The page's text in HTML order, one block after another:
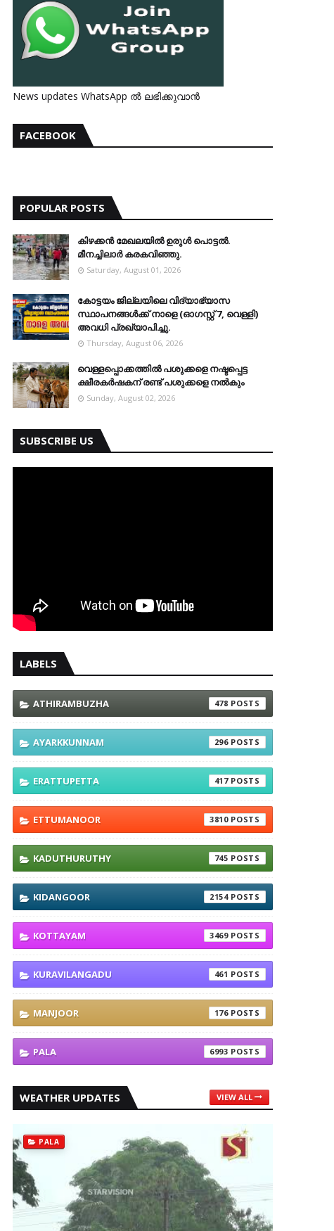
News updates WhatsApp ൽ ലഭിക്കുവാൻ
FACEBOOK
POPULAR POSTS
കിഴക്കന്‍ മേഖലയില്‍ ഉരുള്‍ പൊട്ടല്‍.
മീനച്ചിലാര്‍ കരകവിഞ്ഞു.
Saturday, August 01, 2026
കോട്ടയം ജില്ലയിലെ വിദ്യാഭ്യാസ
സ്ഥാപനങ്ങള്‍ക്ക് നാളെ (ഓഗസ്റ്റ് 7, വെള്ളി)
അവധി പ്രഖ്യാപിച്ചു.
Thursday, August 06, 2026
വെള്ളപ്പൊക്കത്തില്‍ പശുക്കളെ നഷ്ടപ്പെട്ട
ക്ഷീരകര്‍ഷകന് രണ്ട് പശുക്കളെ നല്‍കും
Sunday, August 02, 2026
SUBSCRIBE US
LABELS
ATHIRAMBUZHA 478
AYARKKUNNAM 296
ERATTUPETTA 417
ETTUMANOOR 3810
KADUTHURUTHY 745
KIDANGOOR 2154
KOTTAYAM 3469
KURAVILANGADU 461
MANJOOR 176
PALA 6993
WEATHER UPDATES VIEW ALL
PALA